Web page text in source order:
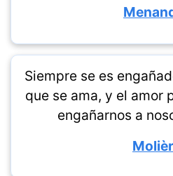
Siempre se es
que se ama, y el amor
engañarnos a